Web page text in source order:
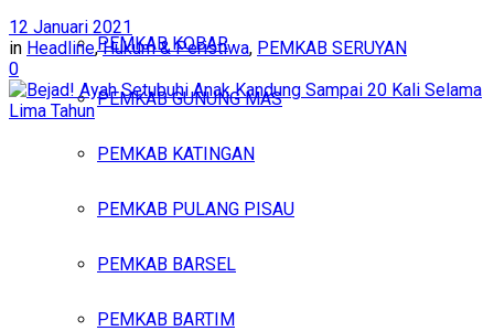
PEMKAB KOBAR
PEMKAB GUNUNG MAS
PEMKAB KATINGAN
PEMKAB PULANG PISAU
PEMKAB BARSEL
PEMKAB BARTIM
12 Januari 2021
in Headline,Hukum & Peristiwa, PEMKAB SERUYAN
0